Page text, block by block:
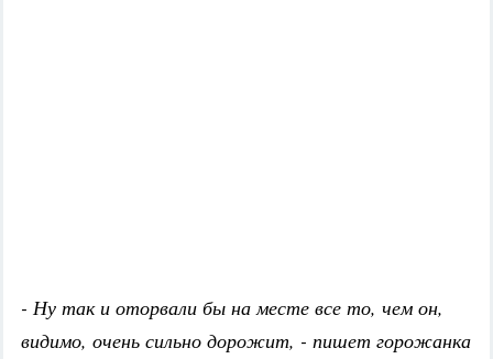
- Ну так и оторвали бы на месте все то, чем он,
видимо, очень сильно дорожит, - пишет горожанка